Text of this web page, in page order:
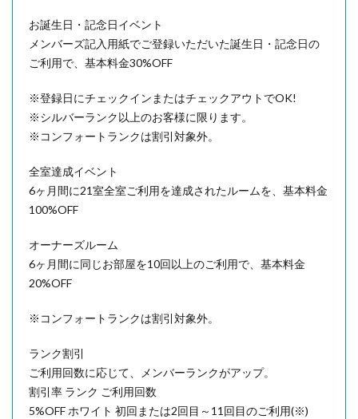
お誕生日・記念日イベント
メンバーズ記入用紙でご登録いただいた誕生日・記念日の
ご利用で、基本料金30%OFF
※登録日にチェックインまたはチェックアウトでOK!
※シルバーランク以上のお客様に限ります。
※コンフォートランクは割引対象外。
全室達成イベント
6ヶ月間に21室全室ご利用を達成されたルームを、基本料金
100%OFF
オーナーズルーム
6ヶ月間に同じお部屋を10回以上のご利用で、基本料金
20%OFF
※コンフォートランクは割引対象外。
ランク割引
ご利用回数に応じて、メンバーランクがアップ。
割引率 ランク ご利用回数
5%OFF ホワイト 初回または2回目～11回目のご利用(※)